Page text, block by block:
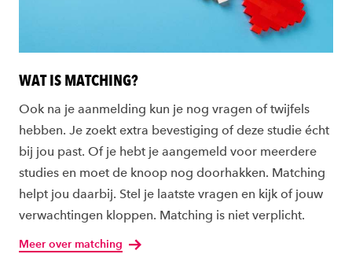
WAT IS MATCHING?
Ook na je aanmelding kun je nog vragen of twijfels
hebben. Je zoekt extra bevestiging of deze studie écht
bij jou past. Of je hebt je aangemeld voor meerdere
studies en moet de knoop nog doorhakken. Matching
helpt jou daarbij. Stel je laatste vragen en kijk of jouw
verwachtingen kloppen. Matching is niet verplicht.
Meer over matching